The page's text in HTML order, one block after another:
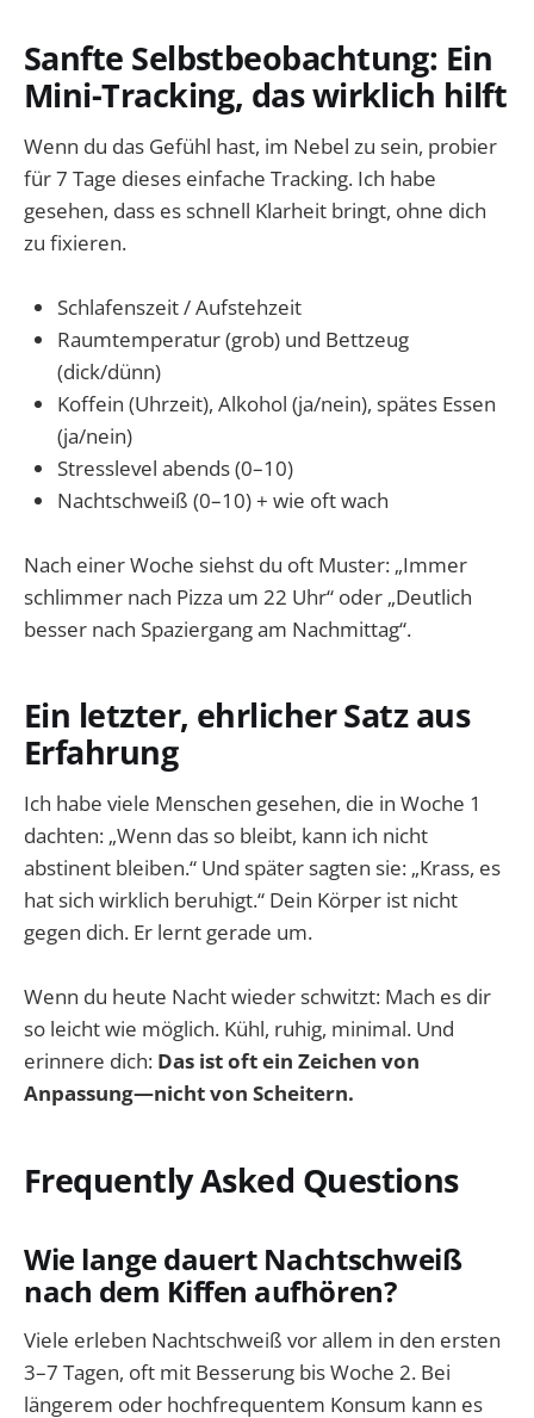
Sanfte Selbstbeobachtung: Ein
Mini-Tracking, das wirklich hilft
Wenn du das Gefühl hast, im Nebel zu sein, probier
für 7 Tage dieses einfache Tracking. Ich habe
gesehen, dass es schnell Klarheit bringt, ohne dich
zu fixieren.
Schlafenszeit / Aufstehzeit
Raumtemperatur (grob) und Bettzeug
(dick/dünn)
Koffein (Uhrzeit), Alkohol (ja/nein), spätes Essen
(ja/nein)
Stresslevel abends (0–10)
Nachtschweiß (0–10) + wie oft wach
Nach einer Woche siehst du oft Muster: „Immer
schlimmer nach Pizza um 22 Uhr“ oder „Deutlich
besser nach Spaziergang am Nachmittag“.
Ein letzter, ehrlicher Satz aus
Erfahrung
Ich habe viele Menschen gesehen, die in Woche 1
dachten: „Wenn das so bleibt, kann ich nicht
abstinent bleiben.“ Und später sagten sie: „Krass, es
hat sich wirklich beruhigt.“ Dein Körper ist nicht
gegen dich. Er lernt gerade um.
Wenn du heute Nacht wieder schwitzt: Mach es dir
so leicht wie möglich. Kühl, ruhig, minimal. Und
erinnere dich: Das ist oft ein Zeichen von
Anpassung—nicht von Scheitern.
Frequently Asked Questions
Wie lange dauert Nachtschweiß
nach dem Kiffen aufhören?
Viele erleben Nachtschweiß vor allem in den ersten
3–7 Tagen, oft mit Besserung bis Woche 2. Bei
längerem oder hochfrequentem Konsum kann es